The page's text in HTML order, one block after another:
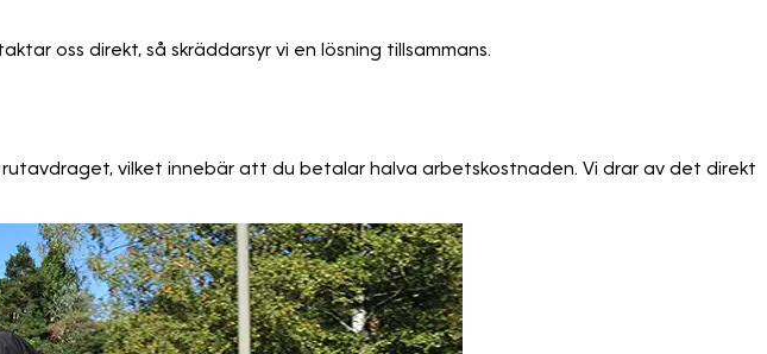
oss direkt, så skräddarsyr vi en lösning tillsammans.
vilket innebär att du betalar halva arbetskostnaden. Vi drar av det direkt